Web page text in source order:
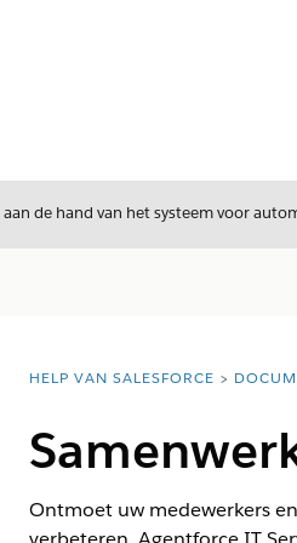
de hand van het systeem voor
weergeven
U bent hier:
HELP VAN SALESFORCE
Ontmoet uw medewerkers